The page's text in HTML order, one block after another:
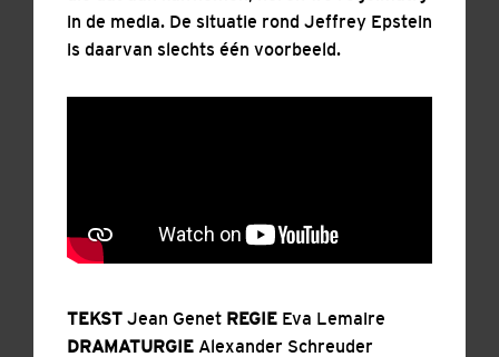
in de media. De situatie rond Jeffrey Epstein
is daarvan slechts één voorbeeld.
TEKST Jean Genet REGIE Eva Lemaire
DRAMATURGIE Alexander Schreuder